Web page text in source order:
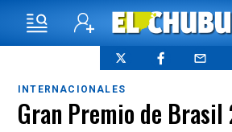
INTERNACIONALES
Gran Premio de